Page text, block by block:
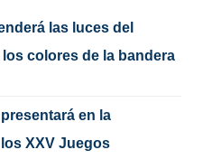
las luces del
colores de la bandera
en la
XXV Juegos